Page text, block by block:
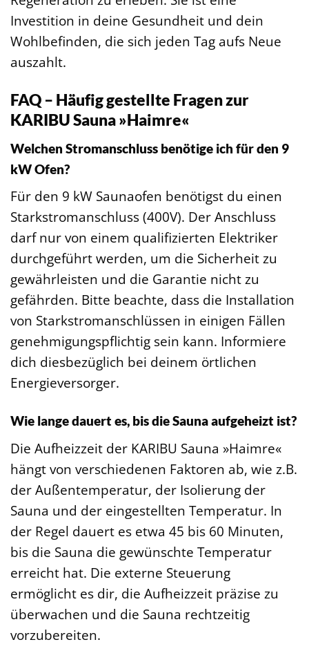
Investition in deine Gesundheit und dein
Wohlbefinden, die sich jeden Tag aufs Neue
auszahlt.
FAQ – Häufig gestellte Fragen zur
KARIBU Sauna »Haimre«
Welchen Stromanschluss benötige ich für den 9
kW Ofen?
Für den 9 kW Saunaofen benötigst du einen
Starkstromanschluss (400V). Der Anschluss
darf nur von einem qualifizierten Elektriker
durchgeführt werden, um die Sicherheit zu
gewährleisten und die Garantie nicht zu
gefährden. Bitte beachte, dass die Installation
von Starkstromanschlüssen in einigen Fällen
genehmigungspflichtig sein kann. Informiere
dich diesbezüglich bei deinem örtlichen
Energieversorger.
Wie lange dauert es, bis die Sauna aufgeheizt ist?
Die Aufheizzeit der KARIBU Sauna »Haimre«
hängt von verschiedenen Faktoren ab, wie z.B.
der Außentemperatur, der Isolierung der
Sauna und der eingestellten Temperatur. In
der Regel dauert es etwa 45 bis 60 Minuten,
bis die Sauna die gewünschte Temperatur
erreicht hat. Die externe Steuerung
ermöglicht es dir, die Aufheizzeit präzise zu
überwachen und die Sauna rechtzeitig
vorzubereiten.